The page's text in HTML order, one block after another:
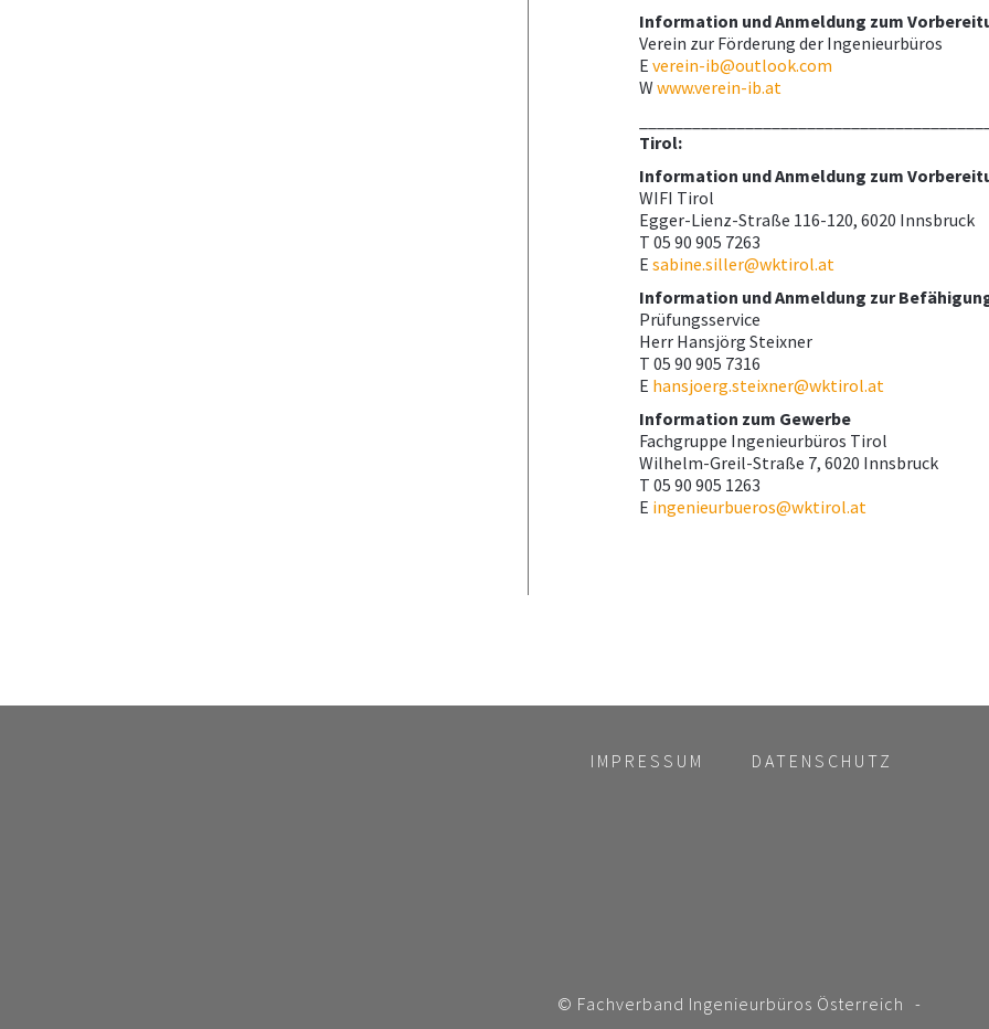
Information und Anmeldung zum
Verein zur Förderung der Ingenieurbüros
Everein-ib@outlook.com
Wwww.verein-ib.at
Tirol:
Information und Anmeldung zum
WIFI Tirol
Egger-Lienz-Straße 116-120, 6020 Innsbruck
T 05 90 905 7263
Esabine.siller@wktirol.at
Information und Anmeldung zur
Prüfungsservice
Herr Hansjörg Steixner
T 05 90 905 7316
E hansjoerg.steixner@wktirol.at
Information zum Gewerbe
Fachgruppe Ingenieurbüros Tirol
Wilhelm-Greil-Straße 7, 6020 Innsbruck
T 05 90 905 1263
E ingenieurbueros@wktirol.at
IMPRESSUM DATENSCHUTZ
© Fachverband Ingenieurbüros Österreich -